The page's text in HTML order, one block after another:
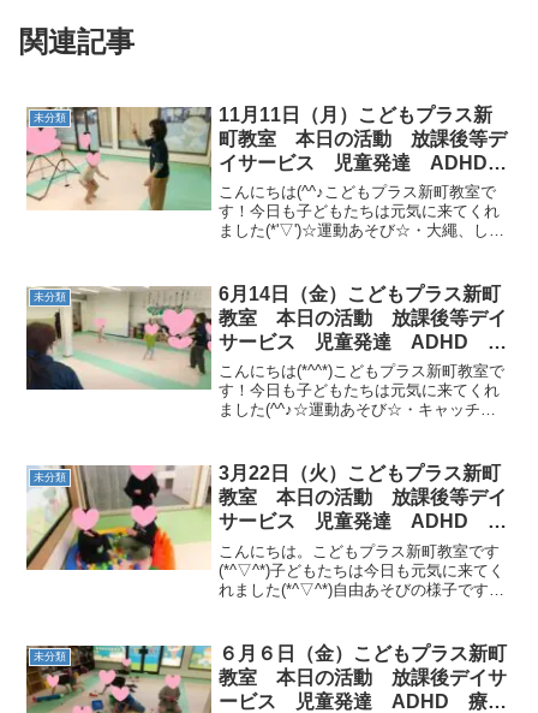
関連記事
未分類
11月11日（月）こどもプラス新
町教室 本日の活動 放課後等デ
イサービス 児童発達 ADHD
療育 発達障がい
こんにちは(^^♪こどもプラス新町教室で
す！今日も子どもたちは元気に来てくれ
ました(*'▽')☆運動あそび☆・大繩、しり
台渡り→跳び箱回転ジャンプ→トランポ
リン］今日も...
未分類
6月14日（金）こどもプラス新町
教室 本日の活動 放課後等デイ
サービス 児童発達 ADHD 療
育 発達障がい
こんにちは(*^^*)こどもプラス新町教室で
す！今日も子どもたちは元気に来てくれ
ました(^^♪☆運動あそび☆・キャッチゲ
て、取手市を救います！今日も最後まで
元気に活動しま...
未分類
3月22日（火）こどもプラス新町
教室 本日の活動 放課後等デイ
サービス 児童発達 ADHD 療
育 発達障がい
こんにちは。こどもプラス新町教室です
(*^▽^*)子どもたちは今日も元気に来てく
れました(*^▽^*)自由あそびの様子です
ゲーム(スキップ、背中にフープ） ・...
未分類
６月６日（金）こどもプラス新町
教室 本日の活動 放課後デイサ
ービス 児童発達 ADHD 療